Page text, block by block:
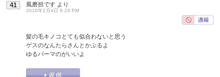
41 風磨担です より
2016年2月4日 6:24 PM
髪の毛キノコとても似合わないと思う
ゲスのなんたらさんとかぶるよ
ゆるパーマのがいいよ